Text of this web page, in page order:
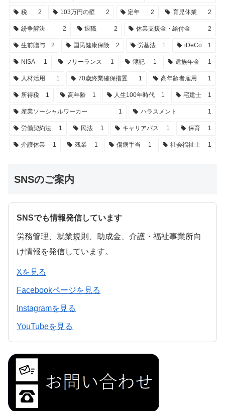
税 2 103万円の壁 2 定年 2 育児休業 2
紛争解決 2 退職 2 休業支援金・給付金 2
生前贈与 2 国民健康保険 2 労基法 1 iDeCo 1
NISA 1 フリーランス 1 簿記 1 遺族年金 1
人材活用 1 70歳終業確保措置 1 高年齢者雇用 1
所得税 1 高年齢 1 人生100年時代 1 宅建士 1
産業ソーシャルワーカー 1 ハラスメント 1
労働契約法 1 民法 1 キャリアパス 1 保育 1
介護休業 1 残業 1 傷病手当 1 社会福祉士 1
SNSのご案内
SNSでも情報発信しています
労務管理、就業規則、助成金、介護・福祉事業所向
け情報を発信しています。
Xを見る
Facebookページを見る
Instagramを見る
YouTubeを見る